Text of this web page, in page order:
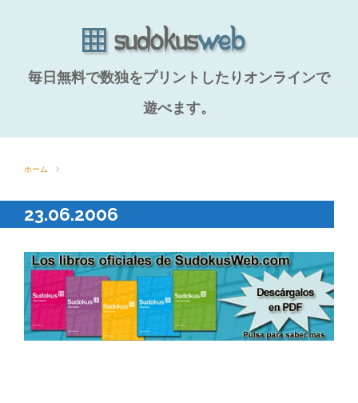
毎日無料で数独をプリントしたりオンラインで
遊べます。
ホーム
23.06.2006